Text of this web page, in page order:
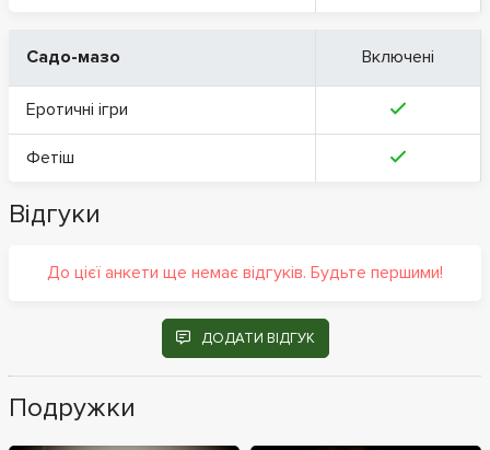
Садо-мазо Включені
Еротичні ігри
Фетіш
Відгуки
До цієї анкети ще немає відгуків. Будьте першими!
ДОДАТИ ВІДГУК
Подружки